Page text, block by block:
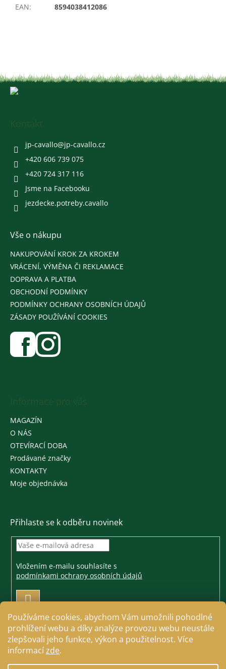
Používáme cookies, abychom Vám umožnili pohodlné
prohlížení webu a díky analýze provozu webu neustále
zlepšovali jeho funkce, výkon a použitelnost. Více
informacízde.
EAN: 8594038412086
jp-cavallo@jp-cavallo.cz
+420 606 739 075
+420 724 317 116
Jsme na Facebooku
jezdecke.potreby.cavallo
Vše o nákupu
NAKUPOVÁNÍ KROK ZA KROKEM
VRÁCENÍ, VÝMĚNA ČI REKLAMACE
DOPRAVA A PLATBA
OBCHODNÍ PODMÍNKY
PODMÍNKY OCHRANY OSOBNÍCH ÚDAJŮ
ZÁSADY POUŽÍVÁNÍ COOKIES
MAGAZÍN
O NÁS
OTEVÍRACÍ DOBA
Prodávané značky
KONTAKTY
Moje objednávka
Přihlaste se k odběru novinek
Vložením e-mailu souhlasíte s
podmínkami ochrany osobních údajů
PŘIHLÁSIT